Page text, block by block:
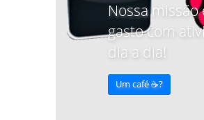
Nossa
gasto com
dia a dia!
Um café ☕️?